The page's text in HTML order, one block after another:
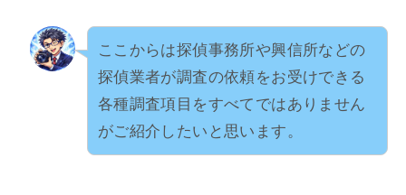
ここからは探偵事務所や興信所などの
探偵業者が調査の依頼をお受けできる
各種調査項目をすべてではありません
がご紹介したいと思います。